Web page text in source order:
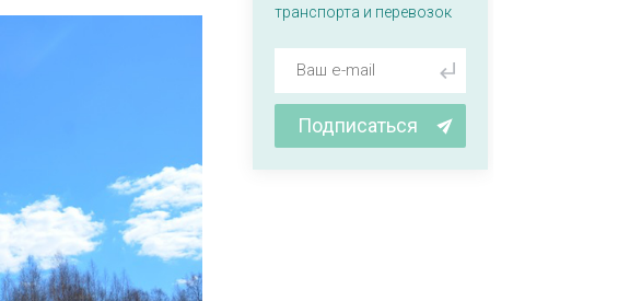
транспорта и перевозок
Подписаться